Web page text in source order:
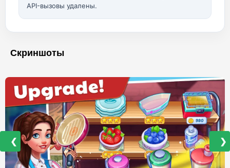
API-вызовы удалены.
Скриншоты
❮ ❯